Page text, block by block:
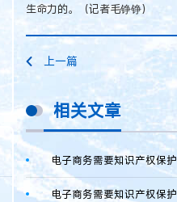
生命力的。（记者毛铮铮）
上一篇
相关文章
电子商务需要知识产权保护
电子商务需要知识产权保护